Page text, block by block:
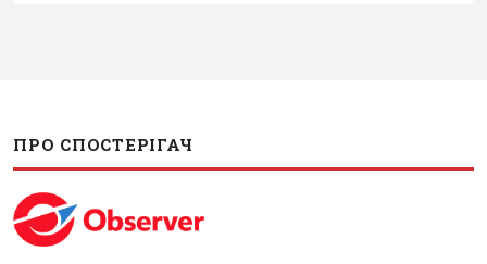
ПРО СПОСТЕРІГАЧ